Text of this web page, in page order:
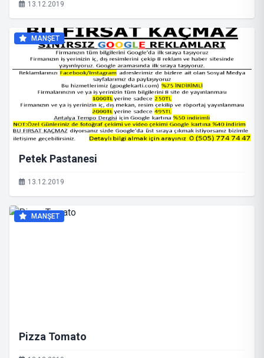
13.12.2019
MANŞET
Petek Pastanesi
13.12.2019
MANŞET
Pizza Tomato